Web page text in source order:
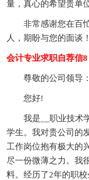
量，真心的希望贵单
非常感谢您在百忙
人，期盼与您的面谈！
会计专业求职自荐信8
尊敬的公司领导：
您好!
我是__职业技术学
学生。我对贵公司的
工作岗位抱有极大的
尽一份微薄之力。我
料。经历了2年的职